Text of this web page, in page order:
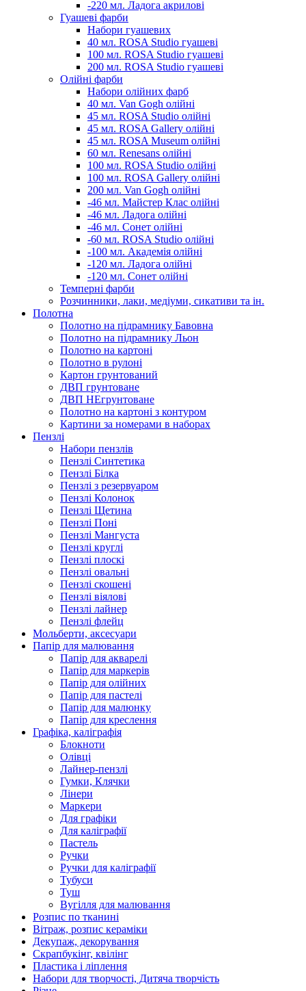
-220 мл. Ладога акрилові
Гуашеві фарби
Набори гуашевих
40 мл. ROSA Studio гуашеві
100 мл. ROSA Studio гуашеві
200 мл. ROSA Studio гуашеві
Олійні фарби
Набори олійних фарб
40 мл. Van Gogh олійні
45 мл. ROSA Studio олійні
45 мл. ROSA Gallery олійні
45 мл. ROSA Museum олійні
60 мл. Renesans олійні
100 мл. ROSA Studio олійні
100 мл. ROSA Gallery олійні
200 мл. Van Gogh олійні
-46 мл. Майстер Клас олійні
-46 мл. Ладога олійні
-46 мл. Сонет олійні
-60 мл. ROSA Studio олійні
-100 мл. Академія олійні
-120 мл. Ладога олійні
-120 мл. Сонет олійні
Темперні фарби
Розчинники, лаки, медіуми, сикативи та ін.
Полотна
Полотно на підрамнику Бавовна
Полотно на підрамнику Льон
Полотно на картоні
Полотно в рулоні
Картон грунтований
ДВП грунтоване
ДВП НЕгрунтоване
Полотно на картоні з контуром
Картини за номерами в наборах
Пензлі
Набори пензлів
Пензлі Синтетика
Пензлі Білка
Пензлі з резервуаром
Пензлі Колонок
Пензлі Щетина
Пензлі Поні
Пензлі Мангуста
Пензлі круглі
Пензлі плоскі
Пензлі овальні
Пензлі скошені
Пензлі віялові
Пензлі лайнер
Пензлі флейц
Мольберти, аксесуари
Папір для малювання
Папір для акварелі
Папір для маркерів
Папір для олійних
Папір для пастелі
Папір для малюнку
Папір для креслення
Графіка, каліграфія
Блокноти
Олівці
Лайнер-пензлі
Гумки, Клячки
Лінери
Маркери
Для графіки
Для каліграфії
Пастель
Ручки
Ручки для каліграфії
Тубуси
Туш
Вугілля для малювання
Розпис по тканині
Вітраж, розпис кераміки
Декупаж, декорування
Скрапбукінг, квілінг
Пластика і ліплення
Набори для творчості, Дитяча творчість